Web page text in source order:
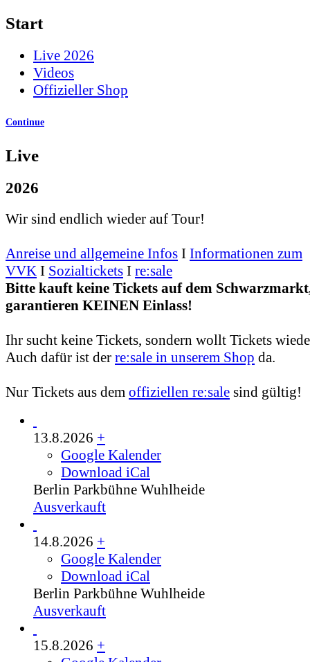
Start
Live 2026
Videos
Offizieller Shop
Continue
Live
2026
Wir sind endlich wieder auf Tour!
Anreise und allgemeine Infos I Informationen zum
VVK I Sozialtickets I re:sale
Bitte kauft keine Tickets auf dem
garantieren KEINEN Einlass!
Ihr sucht keine Tickets, sondern wollt Tickets
Auch dafür ist der re:sale in unserem Shop da.
Nur Tickets aus dem offiziellen re:sale sind gültig!
13.8.2026 +
Google Kalender
Download iCal
Berlin Parkbühne Wuhlheide
Ausverkauft
14.8.2026 +
Google Kalender
Download iCal
Berlin Parkbühne Wuhlheide
Ausverkauft
15.8.2026 +